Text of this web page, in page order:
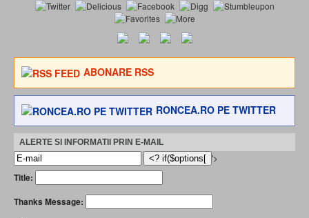
ABONARE RSS
RONCEA.RO PE TWITTER
ALERTE SI INFORMATII PRIN E-MAIL
'>
Title:
Thanks Message: